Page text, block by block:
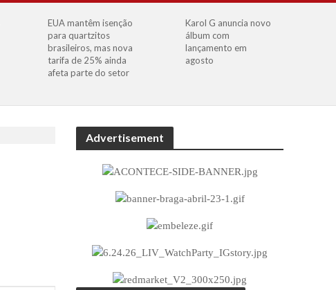
EUA mantêm isenção
para quartzitos
brasileiros, mas nova
tarifa de 25% ainda
afeta parte do setor
Karol G anuncia novo
álbum com
lançamento em
agosto
Advertisement